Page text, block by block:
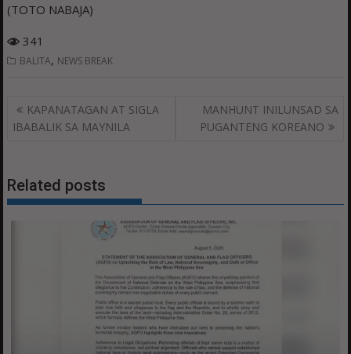
(TOTO NABAJA)
341
BALITA, NEWS BREAK
Post
navigation
KAPANATAGAN AT SIGLA
IBABALIK SA MAYNILA
MANHUNT INILUNSAD SA
PUGANTENG KOREANO
Related posts